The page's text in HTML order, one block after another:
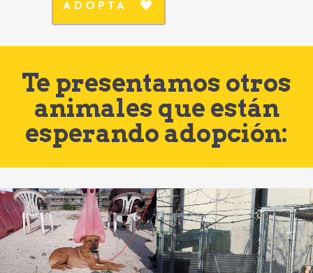
ADOPTA
Te presentamos otros
animales que están
esperando adopción: